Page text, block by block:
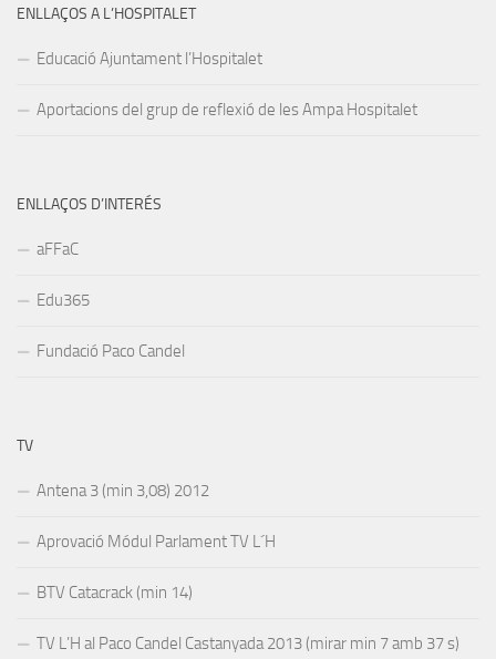
ENLLAÇOS A L’HOSPITALET
Educació Ajuntament l’Hospitalet
Aportacions del grup de reflexió de les Ampa Hospitalet
ENLLAÇOS D’INTERÉS
aFFaC
Edu365
Fundació Paco Candel
TV
Antena 3 (min 3,08) 2012
Aprovació Módul Parlament TV L´H
BTV Catacrack (min 14)
TV L’H al Paco Candel Castanyada 2013 (mirar min 7 amb 37 s)